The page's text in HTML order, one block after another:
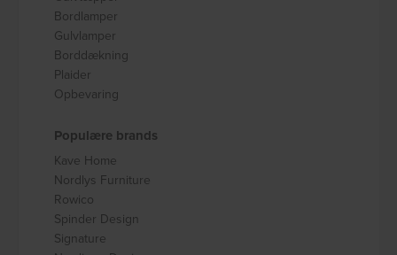
Bordlamper
Gulvlamper
Borddækning
Plaider
Opbevaring
Populære brands
Kave Home
Nordlys Furniture
Rowico
Spinder Design
Signature